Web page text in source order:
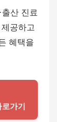
산 진료
공하고
혜택을
가기